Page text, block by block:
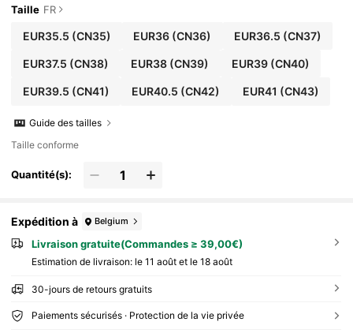
Taille FR
EUR35.5 (CN35) EUR36 (CN36) EUR36.5 (CN37)
EUR37.5 (CN38) EUR38 (CN39) EUR39(CN40)
EUR39.5 (CN41) EUR40.5 (CN42) EUR41 (CN43)
Guide des tailles
Taille conforme
Quantité(s):
Expédition à Belgium
Livraison gratuite(Commandes ≥ 39,00€)
Estimation de livraison: le 11 août et le 18 août
30-jours de retours gratuits
Paiements sécurisés · Protection de la vie privée